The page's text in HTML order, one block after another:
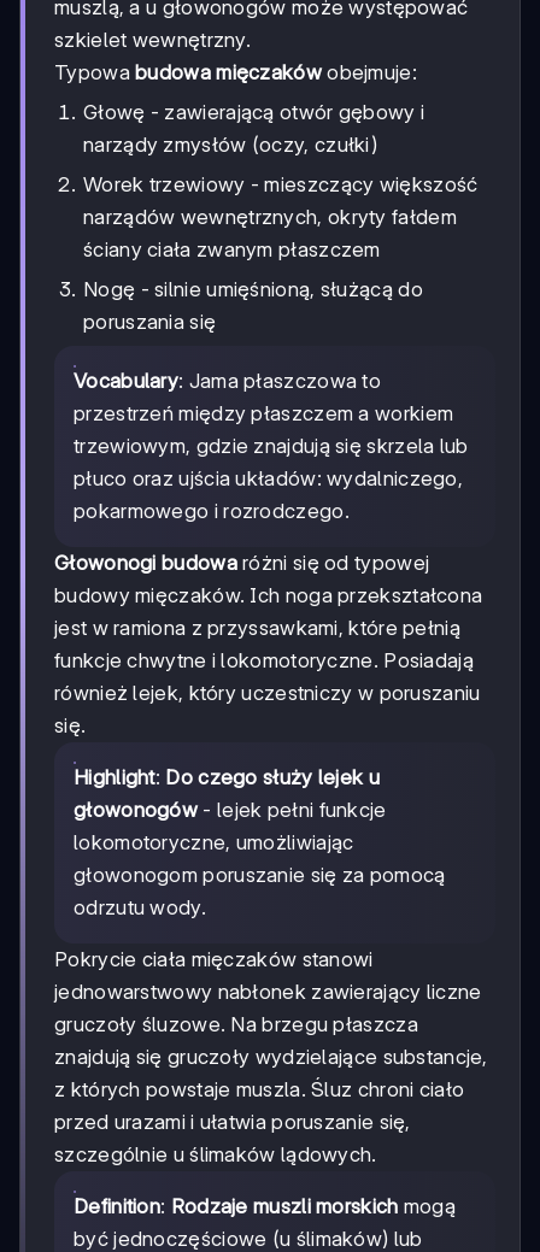
muszlą, a u głowonogów może występować
szkielet wewnętrzny.
Typowabudowa mięczakówobejmuje:
Głowę - zawierającą otwór gębowy i
narządy zmysłów (oczy, czułki)
Worek trzewiowy - mieszczący większość
narządów wewnętrznych, okryty fałdem
ściany ciała zwanym płaszczem
Nogę - silnie umięśnioną, służącą do
poruszania się
Vocabulary: Jama płaszczowa to
przestrzeń między płaszczem a workiem
trzewiowym, gdzie znajdują się skrzela lub
płuco oraz ujścia układów: wydalniczego,
pokarmowego i rozrodczego.
Głowonogi budowaróżni się od typowej
budowy mięczaków. Ich noga przekształcona
jest w ramiona z przyssawkami, które pełnią
funkcje chwytne i lokomotoryczne. Posiadają
również lejek, który uczestniczy w poruszaniu
się.
Highlight: Do czego służy lejek u
głowonogów- lejek pełni funkcje
lokomotoryczne, umożliwiając
głowonogom poruszanie się za pomocą
odrzutu wody.
Pokrycie ciała mięczaków stanowi
jednowarstwowy nabłonek zawierający liczne
gruczoły śluzowe. Na brzegu płaszcza
znajdują się gruczoły wydzielające substancje,
z których powstaje muszla. Śluz chroni ciało
przed urazami i ułatwia poruszanie się,
szczególnie u ślimaków lądowych.
Definition: Rodzaje muszli morskich mogą
być jednoczęściowe (u ślimaków) lub